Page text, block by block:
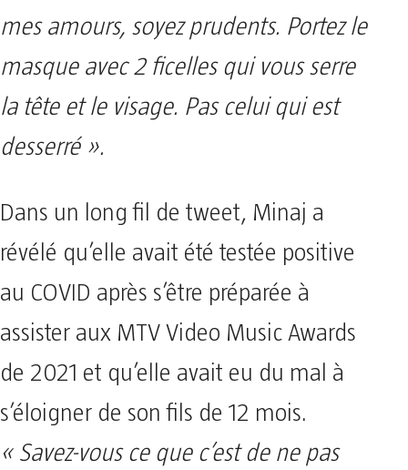
mes amours, soyez prudents. Portez le
masque avec 2 ficelles qui vous serre
la tête et le visage. Pas celui qui est
desserré ».
Dans un long fil de tweet, Minaj a
révélé qu’elle avait été testée positive
au COVID après s’être préparée à
assister aux MTV Video Music Awards
de 2021 et qu’elle avait eu du mal à
s’éloigner de son fils de 12 mois.
« Savez-vous ce que c’est de ne pas